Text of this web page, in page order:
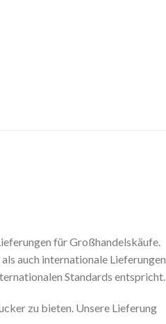
für Großhandelskäufe.
auch internationale Lieferungen
Standards entspricht.
zu bieten. Unsere Lieferung